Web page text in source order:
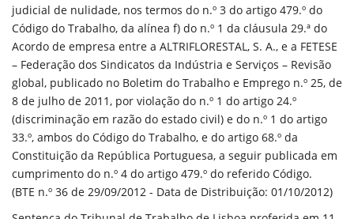
judicial de nulidade, nos termos do n.º 3 do artigo 479.º do
Código do Trabalho, da alínea f) do n.º 1 da cláusula 29.ª do
Acordo de empresa entre a ALTRIFLORESTAL, S. A., e a FETESE
– Federação dos Sindicatos da Indústria e Serviços – Revisão
global, publicado no Boletim do Trabalho e Emprego n.º 25, de
8 de julho de 2011, por violação do n.º 1 do artigo 24.º
(discriminação em razão do estado civil) e do n.º 1 do artigo
33.º, ambos do Código do Trabalho, e do artigo 68.º da
Constituição da República Portuguesa, a seguir publicada em
cumprimento do n.º 4 do artigo 479.º do referido Código.
(BTE n.º 36 de 29/09/2012 - Data de Distribuição: 01/10/2012)